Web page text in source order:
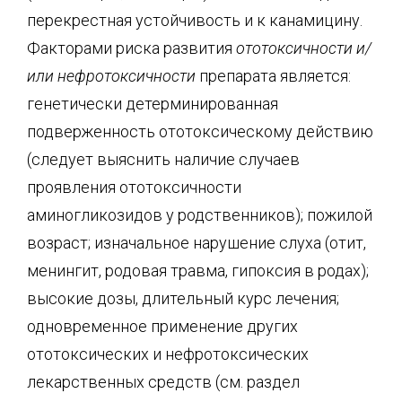
перекрестная устойчивость и к канамицину.
Факторами риска развития ототоксичности и/
или нефротоксичности препарата является:
генетически детерминированная
подверженность ототоксическому действию
(следует выяснить наличие случаев
проявления ототоксичности
аминогликозидов у родственников); пожилой
возраст; изначальное нарушение слуха (отит,
менингит, родовая травма, гипоксия в родах);
высокие дозы, длительный курс лечения;
одновременное применение других
ототоксических и нефротоксических
лекарственных средств (см. раздел